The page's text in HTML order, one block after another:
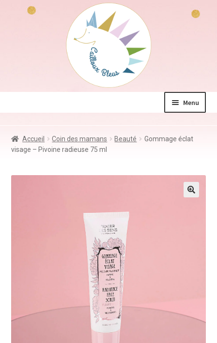
Menu
Jeux & Jouets
Accueil Coin des mamans Beauté
Gommage éclat
visage – Pivoine radieuse 75 ml